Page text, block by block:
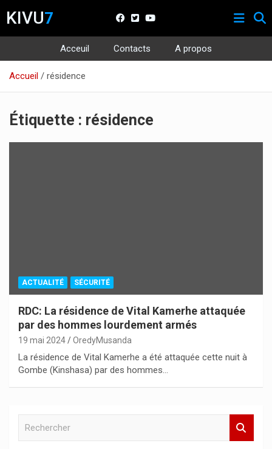
KIVU7
Acceuil Contacts
A propos
contenu
Accueil résidence
Étiquette : résidence
ACTUALITÉ SÉCURITÉ
RDC: La résidence de Vital Kamerhe attaquée
par des hommes lourdement armés
19 mai 2024 OredyMusanda
La résidence de Vital Kamerhe a été attaquée cette nuit à
Gombe (Kinshasa) par des hommes…